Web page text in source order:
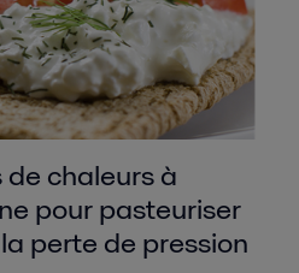
chaleurs à
pour pasteuriser
perte de pression